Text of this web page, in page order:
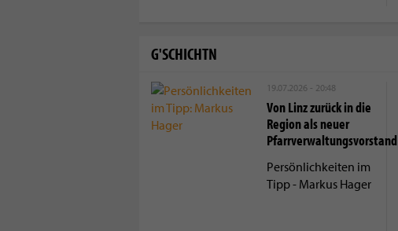
G'SCHICHTN
19.07.2026 - 20:48
Von Linz zurück in die
Region als neuer
Pfarrverwaltungsvorstand
Persönlichkeiten im
Tipp - Markus Hager